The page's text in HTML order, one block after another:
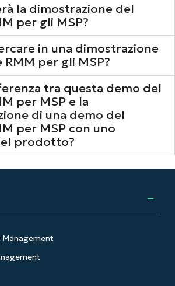
la dimostrazione del
per gli MSP?
in una dimostrazione
per gli MSP?
tra questa demo del
per MSP e la
di una demo del
per MSP con uno
prodotto?
Management